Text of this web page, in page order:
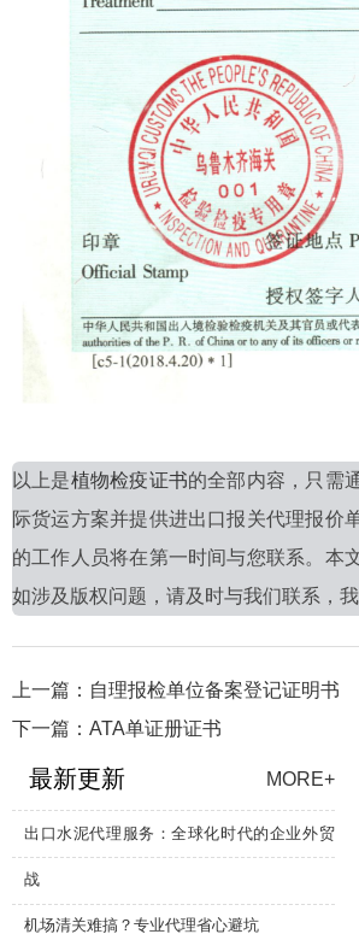
以上是植物检疫证书的全部内容，只需
际货运方案并提供进出口报关代理报价
的工作人员将在第一时间与您联系。本
如涉及版权问题，请及时与我们联系，
上一篇：自理报检单位备案登记证明书
下一篇：ATA单证册证书
最新更新 MORE+
出口水泥代理服务：全球化时代的企业外贸
战
机场清关难搞？专业代理省心避坑